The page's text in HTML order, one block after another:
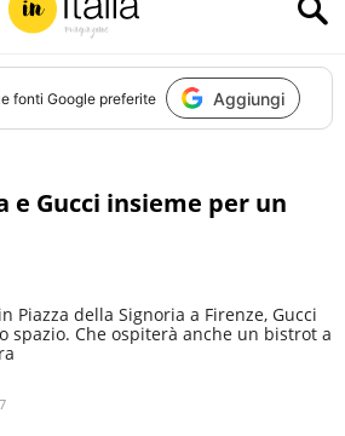
DI
fonti Google preferite Aggiungi
e Gucci insieme per un
Piazza della Signoria a Firenze, Gucci
spazio. Che ospiterà anche un bistrot a